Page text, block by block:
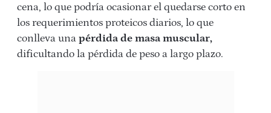
cena, lo que podría ocasionar el quedarse corto en
los requerimientos proteicos diarios, lo que
conlleva una pérdida de masa muscular,
dificultando la pérdida de peso a largo plazo.